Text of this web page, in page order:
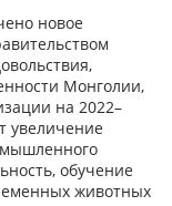
новое
Монголии,
на 2022–
увеличение
обучение
животных